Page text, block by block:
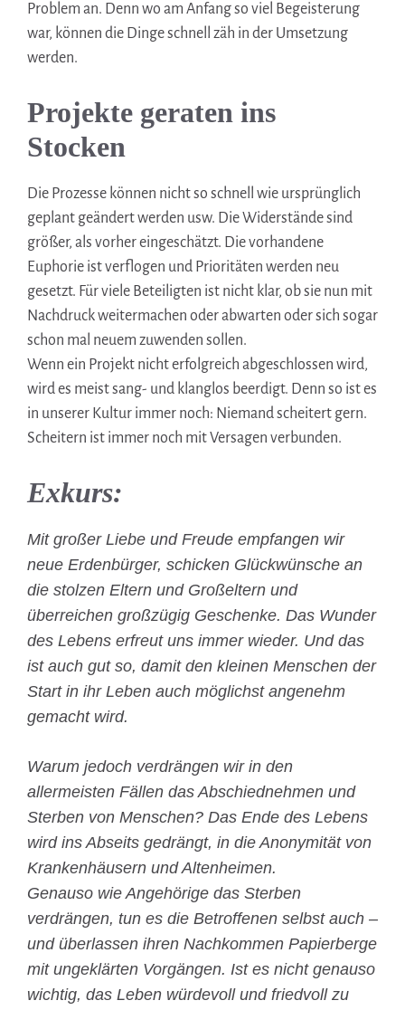
Problem an. Denn wo am Anfang so viel Begeisterung
war, können die Dinge schnell zäh in der Umsetzung
werden.
Projekte geraten ins
Stocken
Die Prozesse können nicht so schnell wie ursprünglich
geplant geändert werden usw. Die Widerstände sind
größer, als vorher eingeschätzt. Die vorhandene
Euphorie ist verflogen und Prioritäten werden neu
gesetzt. Für viele Beteiligten ist nicht klar, ob sie nun mit
Nachdruck weitermachen oder abwarten oder sich sogar
schon mal neuem zuwenden sollen.
Wenn ein Projekt nicht erfolgreich abgeschlossen wird,
wird es meist sang- und klanglos beerdigt. Denn so ist es
in unserer Kultur immer noch: Niemand scheitert gern.
Scheitern ist immer noch mit Versagen verbunden.
Exkurs:
Mit großer Liebe und Freude empfangen wir
neue Erdenbürger, schicken Glückwünsche an
die stolzen Eltern und Großeltern und
überreichen großzügig Geschenke. Das Wunder
des Lebens erfreut uns immer wieder. Und das
ist auch gut so, damit den kleinen Menschen der
Start in ihr Leben auch möglichst angenehm
gemacht wird.
Warum jedoch verdrängen wir in den
allermeisten Fällen das Abschiednehmen und
Sterben von Menschen? Das Ende des Lebens
wird ins Abseits gedrängt, in die Anonymität von
Krankenhäusern und Altenheimen.
Genauso wie Angehörige das Sterben
verdrängen, tun es die Betroffenen selbst auch –
und überlassen ihren Nachkommen Papierberge
mit ungeklärten Vorgängen. Ist es nicht genauso
wichtig, das Leben würdevoll und friedvoll zu